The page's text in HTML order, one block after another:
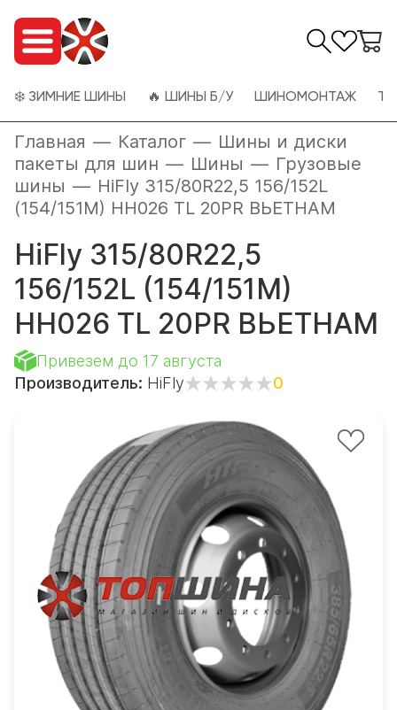
❄️ ЗИМНИЕ ШИНЫ 🔥 ШИНЫ Б/У ШИНОМОНТАЖ
Главная — Каталог — Шины и диски
пакеты для шин — Шины — Грузовые
шины — HiFly 315/80R22,5 156/152L
(154/151M) HH026 TL 20PR ВЬЕТНАМ
HiFly 315/80R22,5
156/152L (154/151M)
HH026 TL 20PR ВЬЕТНАМ
Привезем до 17 августа
Производитель: HiFly 0